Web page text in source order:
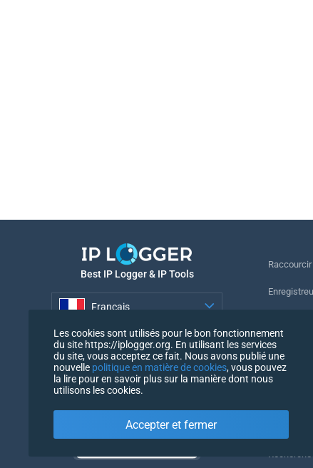
Best IP Logger & IP Tools
Français
Français
Suivre le
Vérification
Mon
Les cookies sont utilisés pour le bon fonctionnement
du site https://iplogger.org. En utilisant les services
du site, vous acceptez ce fait. Nous avons publié une
nouvelle politique en matière de cookies, vous pouvez
la lire pour en savoir plus sur la manière dont nous
utilisons les cookies.
Accepter et fermer